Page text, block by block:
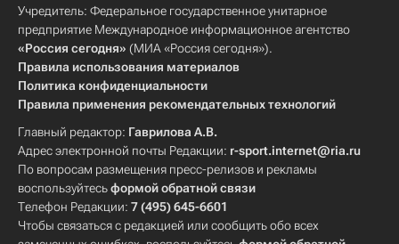
Учредитель: Федеральное государственное унитарное
предприятие Международное информационное агентство
«Россия сегодня» (МИА «Россия сегодня»).
Правила использования материалов
Политика конфиденциальности
Правила применения рекомендательных технологий
Главный редактор: Гаврилова А.В.
Адрес электронной почты Редакции: r-sport.internet@ria.ru
По вопросам размещения пресс-релизов и рекламы
воспользуйтесьформой обратной связи
Телефон Редакции: 7 (495) 645-6601
Чтобы связаться с редакцией или сообщить обо всех